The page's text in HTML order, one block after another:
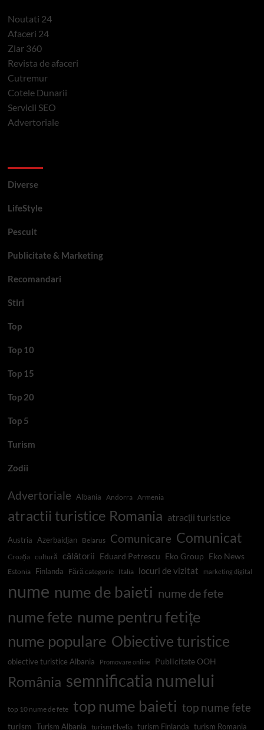
Noutati 24
Afaceri 24
Ziar 360
Revista de afaceri
Cutremur
Cotele Dunarii
Servicii SEO
Advertoriale
Diverse
LifeStyle
Pescuit
Publicitate & Marketing
Recomandari
Stiri
Top
Top 10
Top 15
Top 20
Top 5
Turism
Zodii
Advertoriale Albania Andorra Armenia
atractii turistice Romania atracții turistice
Austria Azerbaidjan Belarus Comunicare Comunicat
Croația cultură călătorii Eduard Petrescu Eko Group Eko News
Estonia Finlanda Fără categorie Italia locuri de vizitat marketing digital
nume nume de baieti nume de fete
nume fete nume pentru fetițe
nume populare Obiective turistice
obiective turistice Albania Promovare online Publicitate OOH
România semnificatia numelui
top 10 nume de fete top nume baieti top nume fete
turism Turism Albania turism Elveția turism Finlanda turism Romania